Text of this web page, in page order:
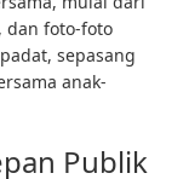
dan foto-foto
sepasang
anak-
Publik